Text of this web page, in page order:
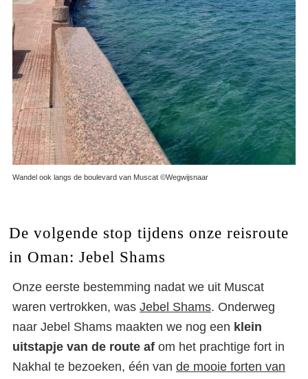
Wandel ook langs de boulevard van Muscat ©Wegwijsnaar
De volgende stop tijdens onze reisroute
in Oman: Jebel Shams
Onze eerste bestemming nadat we uit Muscat
waren vertrokken, was Jebel Shams. Onderweg
naar Jebel Shams maakten we nog een klein
uitstapje van de route af om het prachtige fort in
Nakhal te bezoeken, één van de mooie forten van